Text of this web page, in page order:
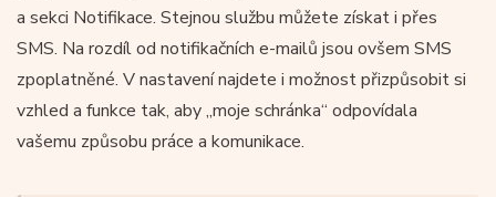
a sekci Notifikace. Stejnou službu můžete získat i přes
SMS. Na rozdíl od notifikačních e-mailů jsou ovšem SMS
zpoplatněné. V nastavení najdete i možnost přizpůsobit si
vzhled a funkce tak, aby „moje schránka“ odpovídala
vašemu způsobu práce a komunikace.